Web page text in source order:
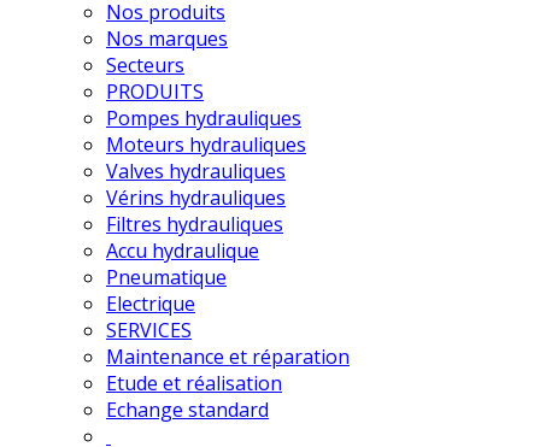
Nos produits
Nos marques
Secteurs
PRODUITS
Pompes hydrauliques
Moteurs hydrauliques
Valves hydrauliques
Vérins hydrauliques
Filtres hydrauliques
Accu hydraulique
Pneumatique
Electrique
SERVICES
Maintenance et réparation
Etude et réalisation
Echange standard